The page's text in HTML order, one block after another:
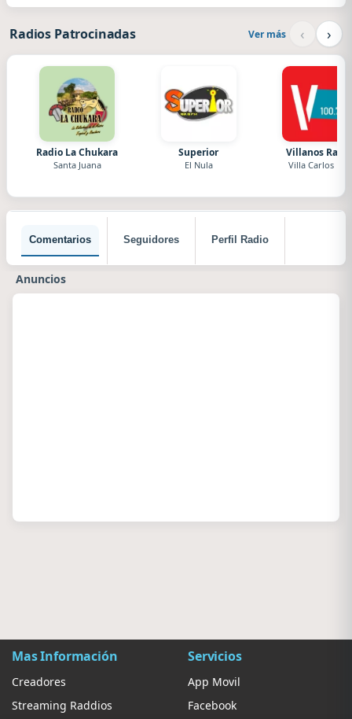
Radios Patrocinadas Ver más ‹ ›
Radio La Chukara
Santa Juana
Superior
El Nula
Villanos
Villa Carlos Paz
Comentarios Seguidores Perfil Radio
Anuncios
Mas Información
Creadores
Streaming Raddios
Servicios
App Movil
Facebook